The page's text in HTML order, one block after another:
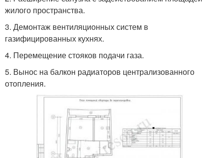
жилого пространства.
3.​ Демонтаж вентиляционных систем в
газифицированных кухнях.
4.​ Перемещение стояков подачи газа.
5.​ Вынос на балкон радиаторов централизованного
отопления.